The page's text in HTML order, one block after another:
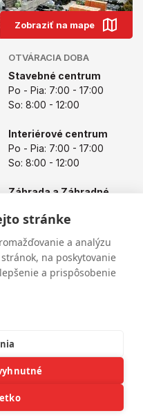
stránke
a analýzu
na poskytovanie
a prispôsobenie
Zobraziť na mape
OTVÁRACIA DOBA
Stavebné centrum
Po - Pia: 7:00 - 17:00
So: 8:00 - 12:00
Interiérové centrum
Po - Pia: 7:00 - 17:00
So: 8:00 - 12:00
Záhrada a Záhradné
Po - Pia: 8:00 - 17:00
So: 8:00 - 12:00
Všetky práva vyhradené